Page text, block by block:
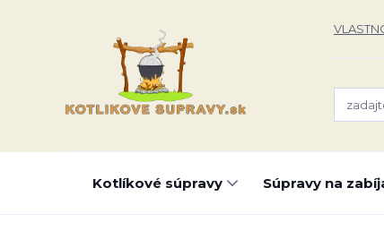
Kotlíkové súpravy Súpravy na